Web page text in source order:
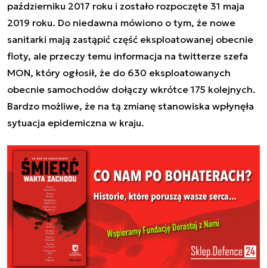
październiku 2017 roku i zostało rozpoczęte 31 maja
2019 roku. Do niedawna mówiono o tym, że nowe
sanitarki mają zastąpić część eksploatowanej obecnie
floty, ale przeczy temu informacja na twitterze szefa
MON, który ogłosił, że do 630 eksploatowanych
obecnie samochodów dołączy wkrótce 175 kolejnych.
Bardzo możliwe, że na tą zmianę stanowiska wpłynęła
sytuacja epidemiczna w kraju.